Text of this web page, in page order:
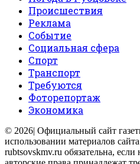
Происшествия
Реклама
Событие
Социальная сфера
Спорт
Транспорт
Требуются
Фоторепортаж
Экономика
© 2026| Официальный сайт
использовании материалов
rubtsovskmv.ru обязательна,